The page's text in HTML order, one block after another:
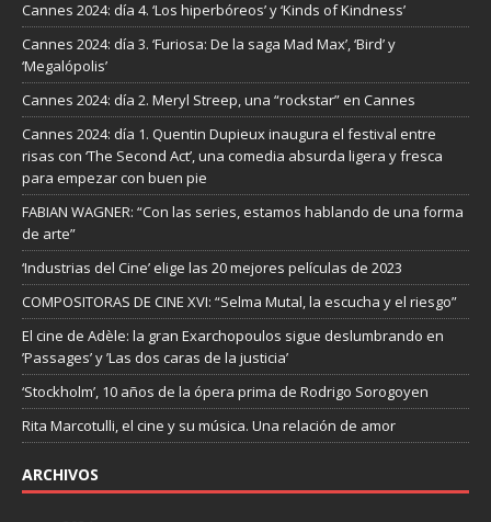
Cannes 2024: día 4. ‘Los hiperbóreos’ y ‘Kinds of Kindness’
Cannes 2024: día 3. ‘Furiosa: De la saga Mad Max’, ‘Bird’ y
‘Megalópolis’
Cannes 2024: día 2. Meryl Streep, una “rockstar” en Cannes
Cannes 2024: día 1. Quentin Dupieux inaugura el festival entre
risas con ‘The Second Act’, una comedia absurda ligera y fresca
para empezar con buen pie
FABIAN WAGNER: “Con las series, estamos hablando de una forma
de arte”
‘Industrias del Cine’ elige las 20 mejores películas de 2023
COMPOSITORAS DE CINE XVI: “Selma Mutal, la escucha y el riesgo”
El cine de Adèle: la gran Exarchopoulos sigue deslumbrando en
’Passages’ y ’Las dos caras de la justicia’
‘Stockholm’, 10 años de la ópera prima de Rodrigo Sorogoyen
Rita Marcotulli, el cine y su música. Una relación de amor
ARCHIVOS